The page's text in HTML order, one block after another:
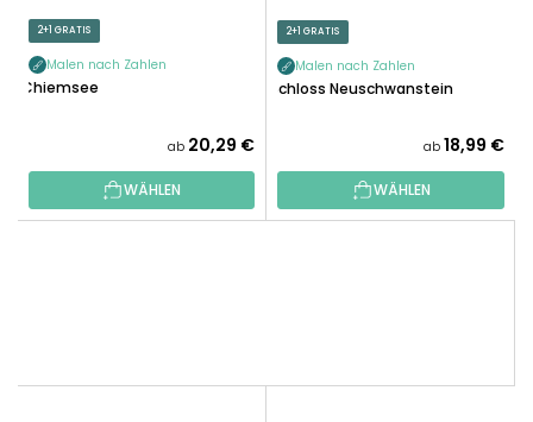
2+1 GRATIS
Malen nach Zahlen
Chiemsee
ab 20,29 €
WÄHLEN
2+1 GRATIS
Malen nach Zahlen
Schloss Neuschwanstein
ab 18,99 €
WÄHLEN